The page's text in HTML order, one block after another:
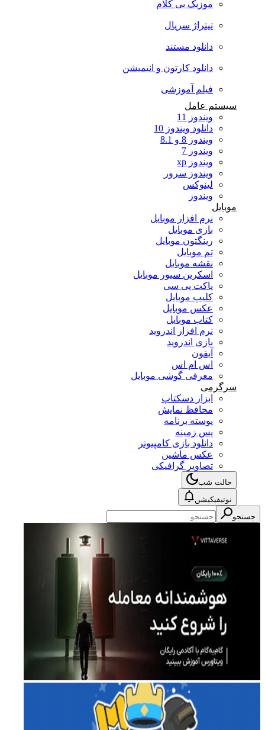
موزیک بی کلام
تیتراژ سریال
دانلود مستند
دانلود کارتون و انیمیشن
فیلم آموزشی
سیستم عامل
ویندوز 11
دانلود ویندوز 10
ویندوز 8 و 8.1
ویندوز 7
ویندوز xp
ویندوز سرور
لینوکس
ویندوز
موبایل
نرم افزار موبایل
بازی موبایل
رینگتون موبایل
تم موبایل
نقشه موبایل
اسکرین سیور موبایل
پاکت پی سی
کلیپ موبایل
عکس موبایل
کتاب موبایل
نرم افزار اندروید
بازی اندروید
آیفون
اس ام اس
معرفی گوشی موبایل
سرگرمی
ابزار دسکتاپ
محافظ نمایش
پوسته برنامه
پس زمینه
دانلود بازی کامپیوتر
عکس ماشین
تصاویر گرافیکی
حالت شب
نوتیفیکیشن
جستجو